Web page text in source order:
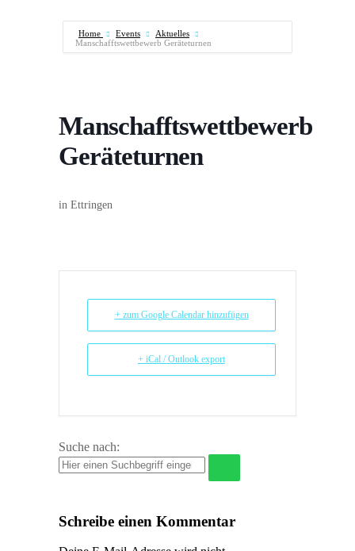
Home Events
Aktuelles
Manschafftswettbewerb Geräteturnen
Manschafftswettbewerb
Geräteturnen
in Ettringen
+ zum Google Calendar hinzufügen
+ iCal / Outlook export
Suche nach:
Schreibe einen Kommentar